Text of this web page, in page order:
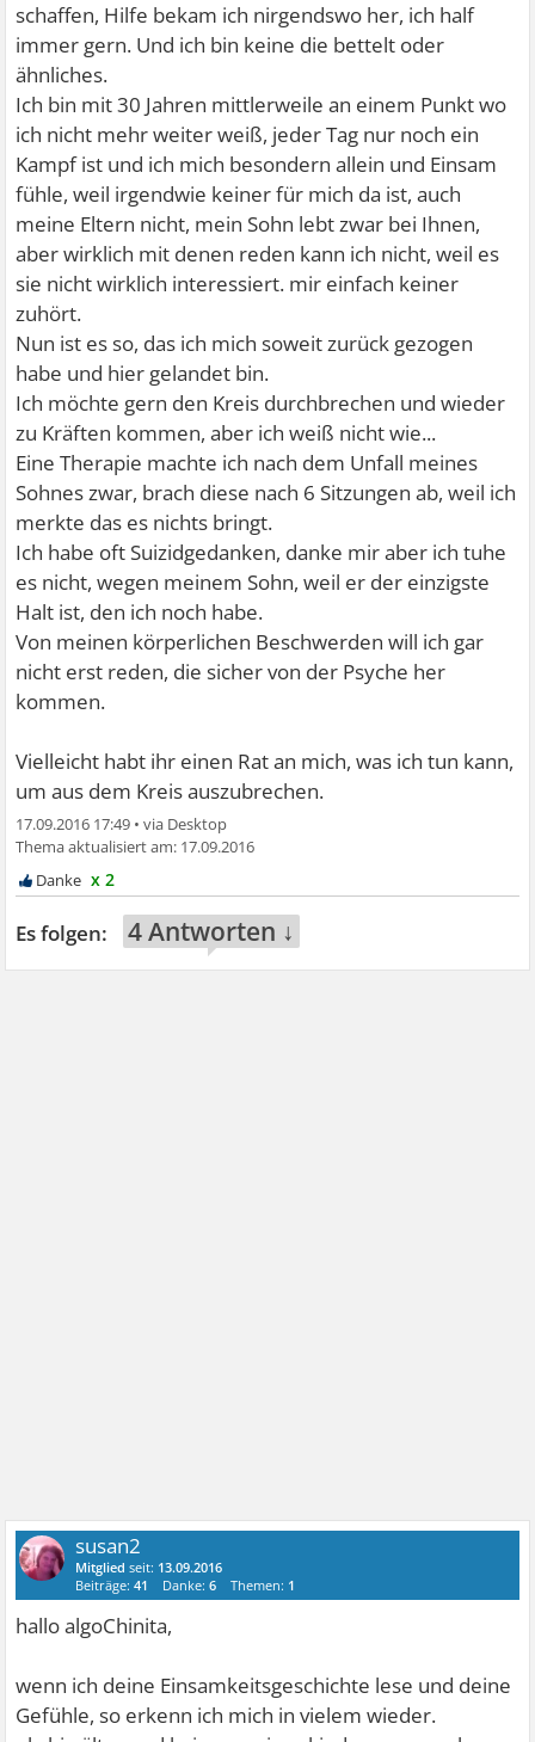
schaffen, Hilfe bekam ich nirgendswo her, ich half
immer gern. Und ich bin keine die bettelt oder
ähnliches.
Ich bin mit 30 Jahren mittlerweile an einem Punkt wo
ich nicht mehr weiter weiß, jeder Tag nur noch ein
Kampf ist und ich mich besondern allein und Einsam
fühle, weil irgendwie keiner für mich da ist, auch
meine Eltern nicht, mein Sohn lebt zwar bei Ihnen,
aber wirklich mit denen reden kann ich nicht, weil es
sie nicht wirklich interessiert. mir einfach keiner
zuhört.
Nun ist es so, das ich mich soweit zurück gezogen
habe und hier gelandet bin.
Ich möchte gern den Kreis durchbrechen und wieder
zu Kräften kommen, aber ich weiß nicht wie...
Eine Therapie machte ich nach dem Unfall meines
Sohnes zwar, brach diese nach 6 Sitzungen ab, weil ich
merkte das es nichts bringt.
Ich habe oft Suizidgedanken, danke mir aber ich tuhe
es nicht, wegen meinem Sohn, weil er der einzigste
Halt ist, den ich noch habe.
Von meinen körperlichen Beschwerden will ich gar
nicht erst reden, die sicher von der Psyche her
kommen.
Vielleicht habt ihr einen Rat an mich, was ich tun kann,
um aus dem Kreis auszubrechen.
17.09.2016 17:49 •
17.09.2016
x 2
4 Antworten ↓
susan2
Mitglied seit: 13.09.2016
Beiträge:41 Danke:6 Themen: 1
hallo algoChinita,
wenn ich deine Einsamkeitsgeschichte lese und deine
Gefühle, so erkenn ich mich in vielem wieder.